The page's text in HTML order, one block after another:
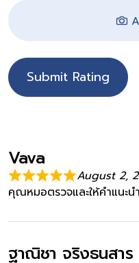
Submit Rating
Vava
August 2,
คุณหมอตรวจและให้คำแนะ
ฐาณิชา จริงธนสาร